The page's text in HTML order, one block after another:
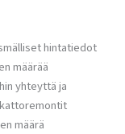
hintatiedot
määrää
yhteyttä ja
määrä